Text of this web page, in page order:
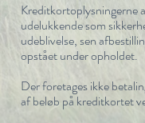
Kreditkortoplysningerne
udelukkende som
udeblivelse, sen
opstået under opholdet.
Der foretages ikke
af beløb på kreditkortet